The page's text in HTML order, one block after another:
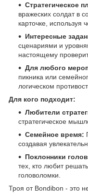
Стратегическое
вражеских солдат в
карточке, используя
Интересные
сценариями и
настоящему
Для любого
пикника или
логическом
Для кого подходит:
Любители
стратегическое
Семейное время:
создавая
Поклонники
тех, кто любит
головоломки.
Троя от Bondibon - это